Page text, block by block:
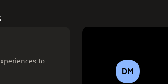
to
DM